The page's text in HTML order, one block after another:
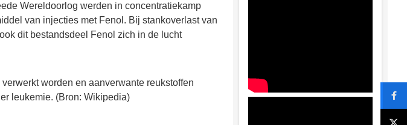
Wereldoorlog werden in concentratiekamp
van injecties met Fenol. Bij stankoverlast van
dit bestandsdeel Fenol zich in de lucht
worden en aanverwante reukstoffen
leukemie. (Bron: Wikipedia)